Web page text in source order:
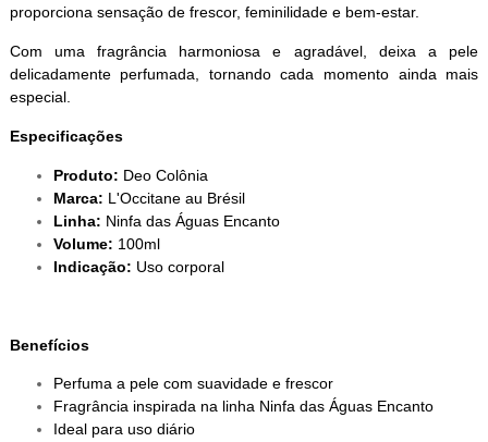
proporciona sensação de frescor, feminilidade e bem-estar.
Com uma fragrância harmoniosa e agradável, deixa a pele
delicadamente perfumada, tornando cada momento ainda mais
especial.
Especificações
Produto: Deo Colônia
Marca: L'Occitane au Brésil
Linha: Ninfa das Águas Encanto
Volume: 100ml
Indicação: Uso corporal
Benefícios
Perfuma a pele com suavidade e frescor
Fragrância inspirada na linha Ninfa das Águas Encanto
Ideal para uso diário